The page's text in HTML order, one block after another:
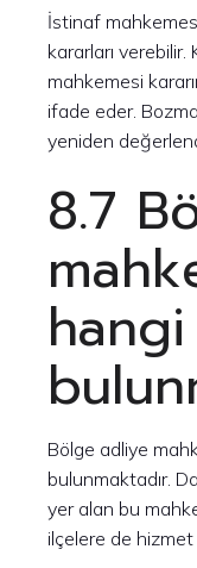
İstinaf
kararları verebilir.
mahkemesi
ifade eder.
yeniden
8.7
Bölge adliye
bulunmaktadır.
yer alan bu
ilçelere de hizmet